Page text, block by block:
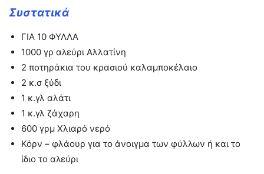
Συστατικά
ΓΙΑ 10 ΦΥΛΛΑ
1000 γρ αλεύρι Αλλατίνη
2 ποτηράκια του κρασιού καλαμποκέλαιο
2 κ.σ ξύδι
1 κ.γλ αλάτι
1 κ.γλ ζάχαρη
600 γρμ Χλιαρό νερό
Κόρν – φλάουρ για το άνοιγμα των φύλλων ή και το
ίδιο το αλεύρι